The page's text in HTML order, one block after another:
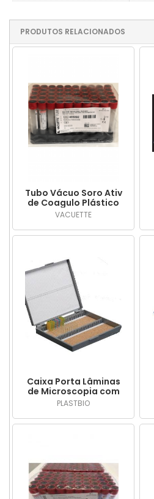
PRODUTOS RELACIONADOS
Tubo Vácuo Soro Ativ
de Coagulo Plástico
4,0 Ml Tampa
VACUETTE
Caixa Porta Lâminas
de Microscopia com
100 Lugares, Tampa
Metal, Fecho de
PLASTBIO